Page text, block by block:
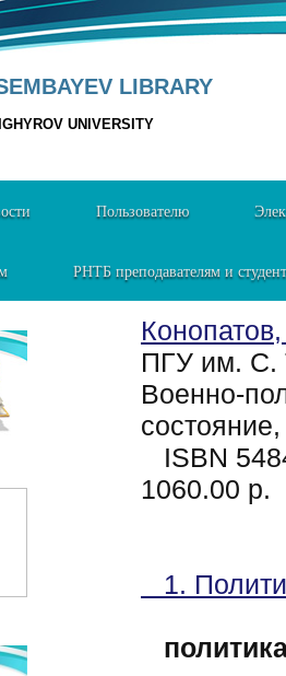
LIBRARY
UNIVERSITY
Пользователю
РНТБ преподавателям и
ПГУ им. С.
Военно-
ISBN
1060.00 р.
1.